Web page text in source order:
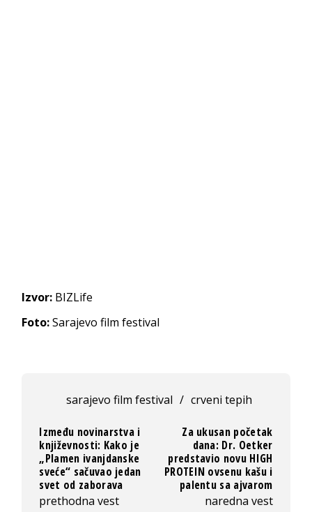
Izvor: BIZLife
Foto:Sarajevo film festival
sarajevo film festival / crveni tepih
Između novinarstva i
književnosti: Kako je
„Plamen ivanjdanske
sveće“ sačuvao jedan
svet od zaborava
prethodna vest
Za ukusan početak
dana: Dr. Oetker
predstavio novu HIGH
PROTEIN ovsenu kašu i
palentu sa ajvarom
naredna vest